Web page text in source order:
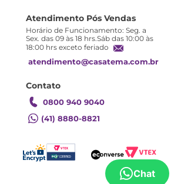
Chat
Atendimento Pós Vendas
Horário de Funcionamento: Seg. a
Sex. das 09 às 18 hrs.Sáb das 10:00 às
18:00 hrs exceto feriado
atendimento@casatema.com.br
Contato
0800 940 9040
(41) 8880-8821